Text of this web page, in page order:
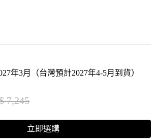
年3月（台灣預計2027年4-5月到貨）
7,245
立即選購